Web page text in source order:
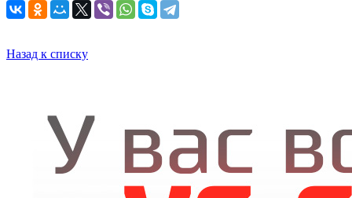
Назад к списку